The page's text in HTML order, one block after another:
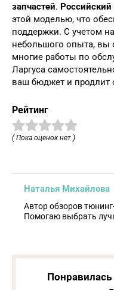
запчастей. Российский
этой моделью, что
поддержки. С учетом
небольшого опыта, вы
многие работы по
Ларгуса
ваш бюджет и продлит
Рейтинг
( Пока оценок нет )
Наталья Михайлова
Автор обзоров
Помогаю выбрать
Понравилась